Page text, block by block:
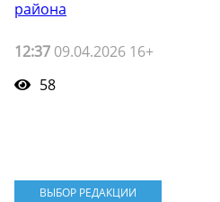
района
12:37 09.04.2026 16+
58
ВЫБОР РЕДАКЦИИ